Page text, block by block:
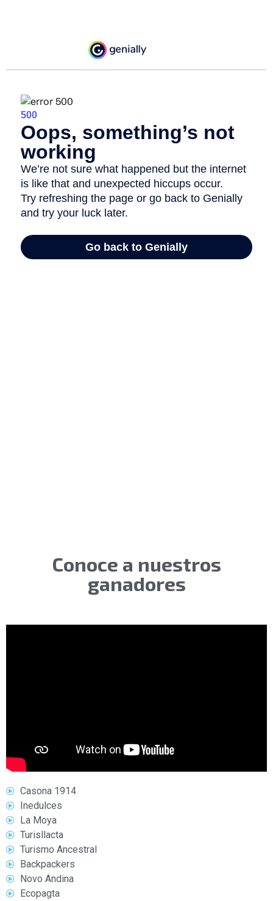
Conoce a nuestros
ganadores
Casona 1914
Inedulces
La Moya
Turisllacta
Turismo Ancestral
Backpackers
Novo Andina
Ecopagta